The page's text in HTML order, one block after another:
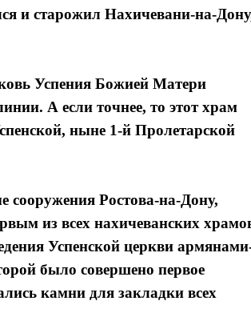
и старожил Нахичевани-на-
Успения Божией Матери
А если точнее, то этот храм
ныне 1-й Пролетарской
Ростова-на-Дону,
из всех нахичеванских
Успенской церкви
было совершено первое
камни для закладки всех